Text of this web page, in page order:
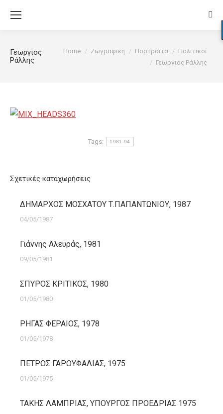
Γεωργιος
Ράλλης
You are here:
Home Ζωγραφικη Πορτραιτα
Πολιτικοί
Γεωργιος Ράλλης
Tags: 1981-94
Σχετικές καταχωρήσεις
ΔΗΜΑΡΧΟΣ ΜΟΣΧΑΤΟΥ Τ.ΠΑΠΑΝΤΩΝΙΟΥ, 1987
04/05/1987
Γιάννης Αλευράς, 1981
09/05/1981
ΣΠΥΡΟΣ ΚΡΙΤΙΚΟΣ, 1980
01/05/1980
ΡΗΓΑΣ ΦΕΡΑΙΟΣ, 1978
01/05/1978
ΠΕΤΡΟΣ ΓΑΡΟΥΦΑΛΙΑΣ, 1975
01/05/1975
ΤΑΚΗΣ ΛΑΜΠΡΙΑΣ, ΥΠΟΥΡΓΟΣ ΠΡΟΕΔΡΙΑΣ 1975